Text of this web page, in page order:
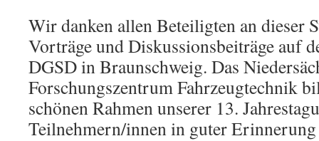
Wir danken allen Beteiligten an dieser
Vorträge und Diskussionsbeiträge auf
DGSD in Braunschweig. Das
Forschungszentrum Fahrzeugtechnik
schönen Rahmen unserer 13.
Teilnehmern/innen in guter